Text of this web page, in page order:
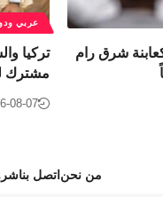
شرق رام
عربي
تركيا
مشترك
08-07
من نحن اتصل بنا